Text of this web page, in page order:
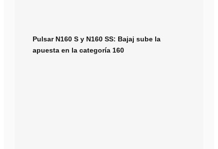
Pulsar N160 S y N160 SS: Bajaj sube la
apuesta en la categoría 160